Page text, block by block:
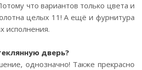
что вариантов только цвета и
целых 11! А ещё и фурнитура
исполнения.
дверь?
однозначно! Также прекрасно